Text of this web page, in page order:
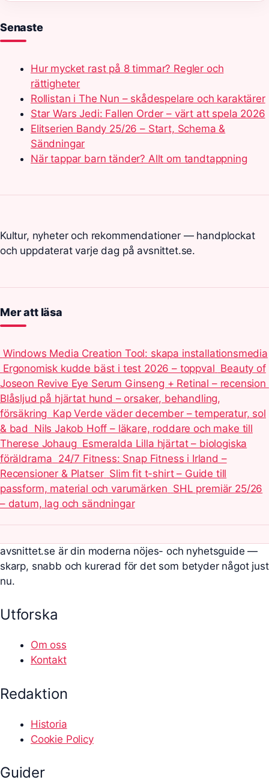
Senaste
Hur mycket rast på 8 timmar? Regler och
rättigheter
Rollistan i The Nun – skådespelare och karaktärer
Star Wars Jedi: Fallen Order – värt att spela 2026
Elitserien Bandy 25/26 – Start, Schema &
Sändningar
När tappar barn tänder? Allt om tandtappning
Kultur, nyheter och rekommendationer — handplockat
och uppdaterat varje dag på avsnittet.se.
Mer att läsa
Windows Media Creation Tool: skapa installationsmedia
Ergonomisk kudde bäst i test 2026 – toppval Beauty of
Joseon Revive Eye Serum Ginseng + Retinal – recension
Blåsljud på hjärtat hund – orsaker, behandling,
försäkring Kap Verde väder december – temperatur, sol
& bad
Nils Jakob Hoff – läkare, roddare och make till
Therese Johaug Esmeralda Lilla hjärtat – biologiska
föräldrarna 24/7 Fitness: Snap Fitness i Irland –
Recensioner & Platser Slim fit t-shirt – Guide till
passform, material och varumärken SHL premiär 25/26
– datum, lag och sändningar
avsnittet.se är din moderna nöjes- och nyhetsguide —
skarp, snabb och kurerad för det som betyder något just
nu.
Utforska
Om oss
Kontakt
Redaktion
Historia
Cookie Policy
Guider